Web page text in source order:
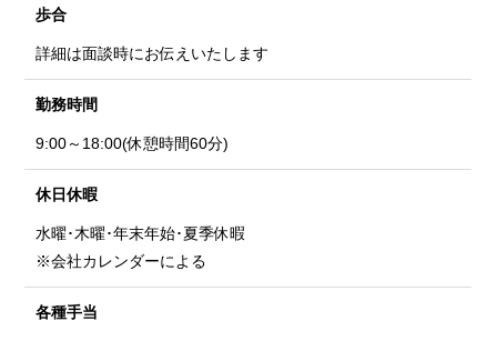
歩合
詳細は面談時にお伝えいたします
勤務時間
9:00～18:00(休憩時間60分)
休日休暇
水曜･木曜･年末年始･夏季休暇
※会社カレンダーによる
各種手当